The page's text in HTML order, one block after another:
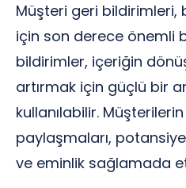
Müşteri geri bildirimleri,
için son derece önemli
bildirimler, içeriğin
artırmak için güçlü bir
kullanılabilir.
paylaşmaları,
ve eminlik sağlamada